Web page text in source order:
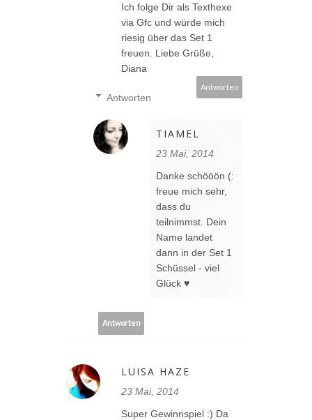
Ich folge Dir als Texthexe
via Gfc und würde mich
riesig über das Set 1
freuen. Liebe Grüße,
Diana
Antworten
Antworten
TIAMEL
23 Mai, 2014
Danke schööön (:
freue mich sehr,
dass du
teilnimmst. Dein
Name landet
dann in der Set 1
Schüssel - viel
Glück ♥
Antworten
LUISA HAZE
23 Mai, 2014
Super Gewinnspiel :) Da